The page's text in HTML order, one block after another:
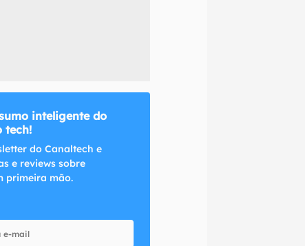
inteligente do
tech!
do Canaltech e
e reviews sobre
primeira mão.